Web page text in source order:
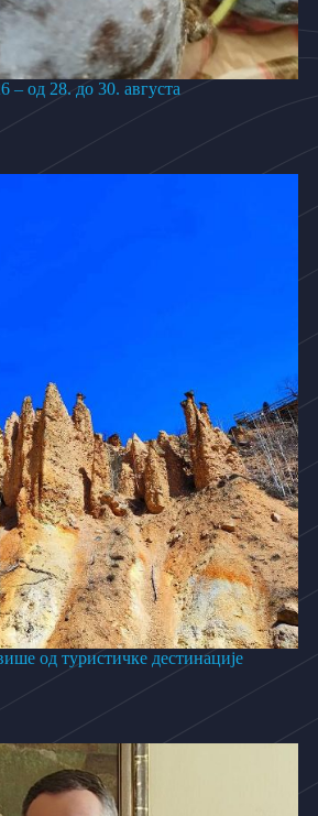
од 28. до 30. августа
од туристичке дестинације